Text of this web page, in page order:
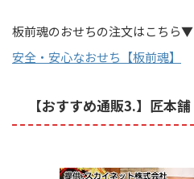
板前魂のおせちの注文はこちら▼
安全・安心なおせち【板前魂】
【おすすめ通販3.】匠本舗